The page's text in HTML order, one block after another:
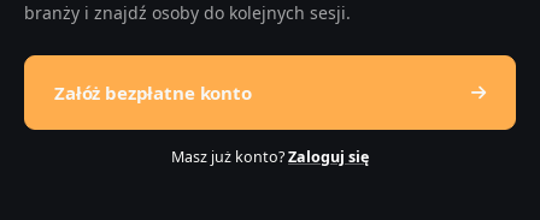
branży i znajdź osoby do kolejnych sesji.
Załóż bezpłatne konto
Masz już konto?Zaloguj się